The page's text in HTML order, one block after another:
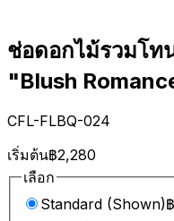
ช่อดอกไม้รวมโท
"Blush
CFL-FLBQ-024
เริ่มต้น฿2,280
เลือก
Standard (Shown)